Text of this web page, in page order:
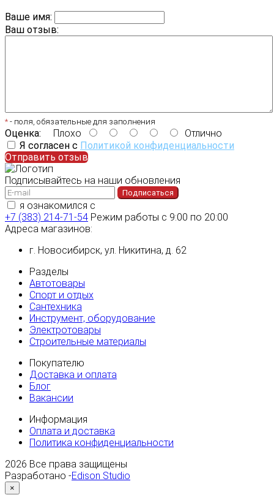
Ваше имя:
Ваш отзыв:
* - поля, обязательные для заполнения
Оценка: Плохо
Отлично
Я согласен с Политикой конфиденциальности
Отправить отзыв
Подписывайтесь на наши обновления
Подписаться
я ознакомился с
+7 (383) 214-71-54 Режим работы с 9:00 по 20:00
Адреса магазинов:
г. Новосибирск, ул. Никитина, д. 62
Разделы
Автотовары
Спорт и отдых
Сантехника
Инструмент, оборудование
Электротовары
Строительные материалы
Покупателю
Доставка и оплата
Блог
Вакансии
Информация
Оплата и доставка
Политика конфиденциальности
2026 Все права защищены
Разработано -Edison Studio
×